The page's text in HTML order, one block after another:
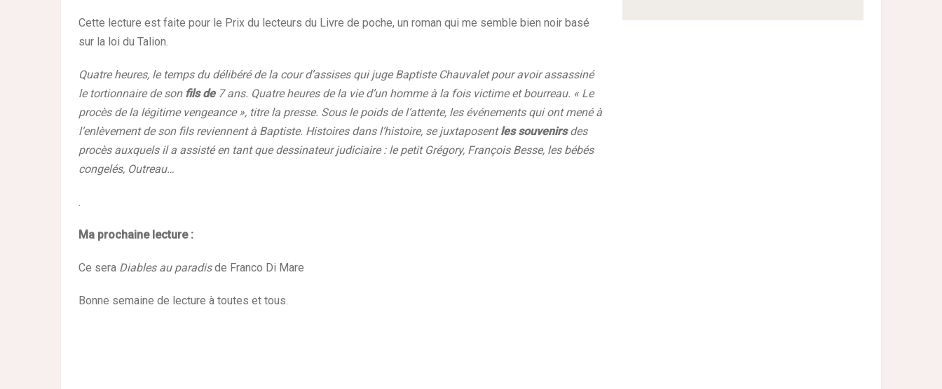
Cette lecture est faite pour le Prix du lecteurs du Livre de poche, un roman qui me semble bien noir basé
sur la loi du Talion.
Quatre heures, le temps du délibéré de la cour d’assises qui juge Baptiste Chauvalet pour avoir assassiné
le tortionnaire de son fils de7 ans. Quatre heures de la vie d’un homme à la fois victime et bourreau. « Le
procès de la légitime vengeance », titre la presse. Sous le poids de l’attente, les événements qui ont mené à
l’enlèvement de son fils reviennent à Baptiste. Histoires dans l’histoire, se juxtaposentles souvenirsdes
procès auxquels il a assisté en tant que dessinateur judiciaire : le petit Grégory, François Besse, les bébés
congelés, Outreau…
Ma prochaine lecture :
Ce sera Diables au paradisde Franco Di Mare
Bonne semaine de lecture à toutes et tous.